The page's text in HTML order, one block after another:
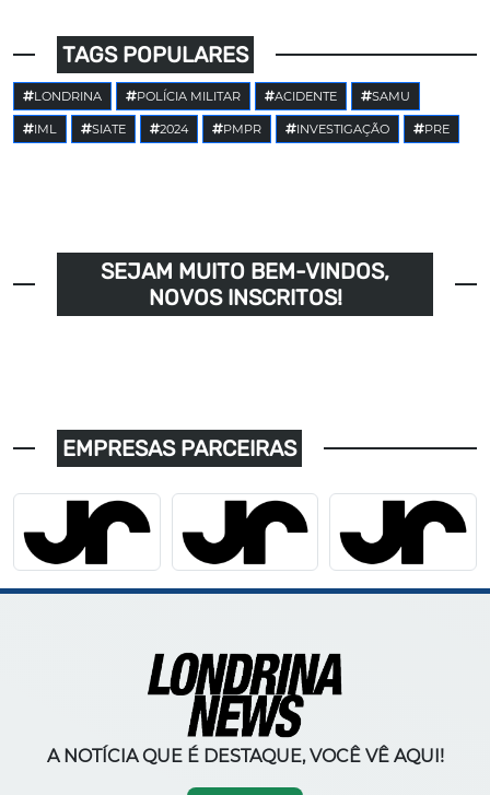
TAGS POPULARES
LONDRINA POLÍCIA MILITAR ACIDENTE SAMU
IML SIATE 2024 PMPR INVESTIGAÇÃO PRE
SEJAM MUITO BEM-VINDOS,
NOVOS INSCRITOS!
EMPRESAS PARCEIRAS
A NOTÍCIA QUE É DESTAQUE, VOCÊ VÊ AQUI!